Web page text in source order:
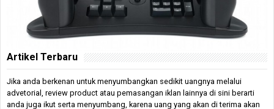
Artikel Terbaru
Jika anda berkenan untuk menyumbangkan sedikit uangnya melalui
advetorial, review product atau pemasangan iklan lainnya di sini berarti
anda juga ikut serta menyumbang, karena uang yang akan di terima akan